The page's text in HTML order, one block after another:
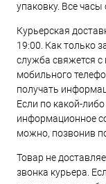
упаковку. Все
Курьерская
19:00. Как только
служба свяжется
мобильного
получать
Если по какой-
информационное
можно, позвонив
Товар не
звонка курьера.